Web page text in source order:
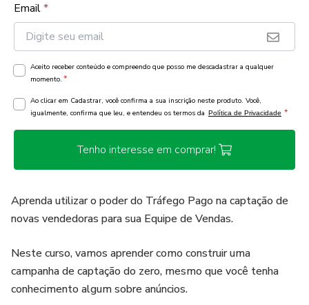
Email*
Aceito receber conteúdo e compreendo que posso me descadastrar a qualquer
momento. *
Ao clicar em Cadastrar, você confirma a sua inscrição neste produto. Você,
igualmente, confirma que leu, e entendeu os termos da Política de Privacidade *
Tenho interesse em comprar!
Aprenda utilizar o poder do Tráfego Pago na captação de
novas vendedoras para sua Equipe de Vendas.
Neste curso, vamos aprender como construir uma
campanha de captação do zero, mesmo que você tenha
conhecimento algum sobre anúncios.